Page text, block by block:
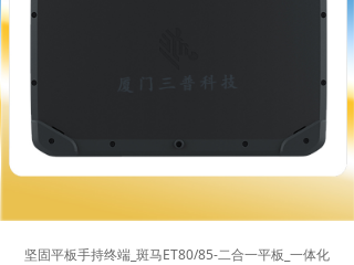
坚固平板手持终端_斑马ET80/85-二合一平板_一体化